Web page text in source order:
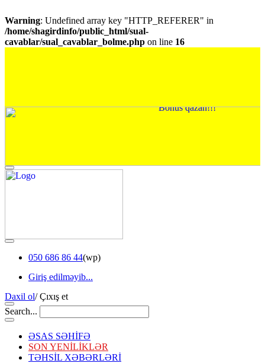
Warning: Undefined array key "HTTP_REFERER" in
/home/shagirdinfo/public_html/sual-
cavablar/sual_cavablar_bolme.php on line 16
050 686 86 44(wp)
Giriş edilməyib...
Daxil ol/Çıxış et
Search...
ƏSAS SƏHİFƏ
SON YENİLİKLƏR
TƏHSİL XƏBƏRLƏRİ